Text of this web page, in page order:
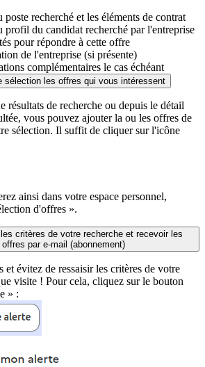
poste recherché et les éléments de contrat
profil du candidat recherché par l'entreprise
pour répondre à cette offre
de l'entreprise (si présente)
complémentaires le cas échéant
sélection les offres qui vous intéressent
résultats de recherche ou depuis le détail
vous pouvez ajouter la ou les offres de
sélection. Il suffit de cliquer sur l'icône
ainsi dans votre espace personnel,
d'offres ».
critères de votre recherche et recevoir les
offres par e-mail (abonnement)
et évitez de ressaisir les critères de votre
visite ! Pour cela, cliquez sur le bouton
» :